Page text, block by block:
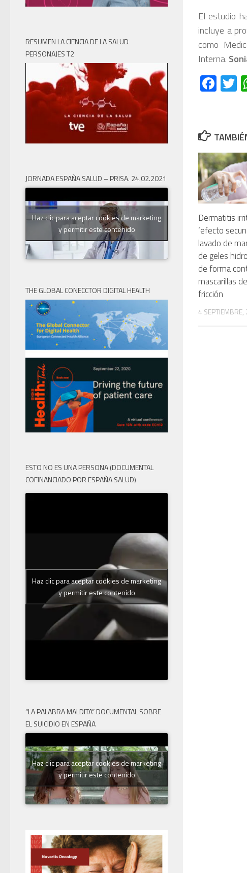
El estudio
incluye a
como
Interna.
Dermatitis
‘efecto
lavado de
de geles
de forma
mascarillas
fricción
4
RESUMEN LA CIENCIA DE LA SALUD
PERSONAJES T2
JORNADA ESPAÑA SALUD – PRISA. 24.02.2021
Haz clic para aceptar cookies de marketing
y permitir este contenido
THE GLOBAL CONECCTOR DIGITAL HEALTH
ESTO NO ES UNA PERSONA (DOCUMENTAL
COFINANCIADO POR ESPAÑA SALUD)
Haz clic para aceptar cookies de marketing
y permitir este contenido
“LA PALABRA MALDITA” DOCUMENTAL SOBRE
EL SUICIDIO EN ESPAÑA
Haz clic para aceptar cookies de marketing
y permitir este contenido